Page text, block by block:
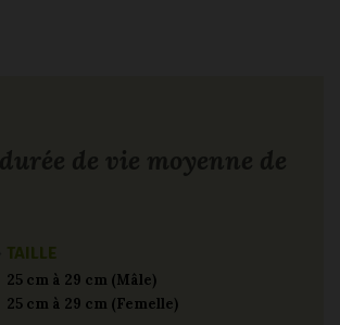
TAILLE
25 cm à 29 cm (Mâle)
25 cm à 29 cm (Femelle)